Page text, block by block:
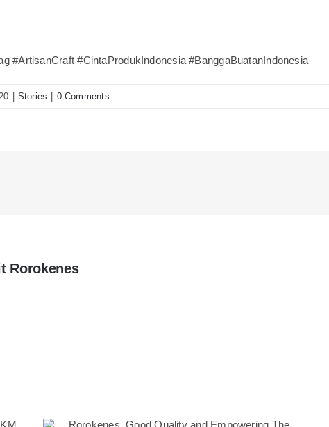
#ArtisanCraft #CintaProdukIndonesia #BanggaBuatanIndonesia
Stories 0 Comments
Rorokenes